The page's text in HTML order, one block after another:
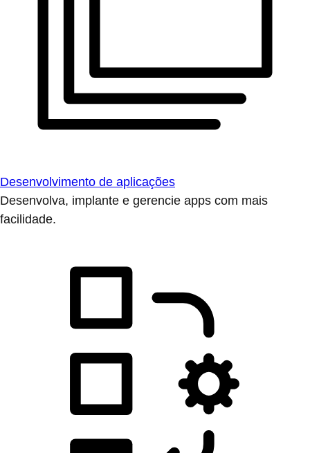
Desenvolvimento de aplicações
Desenvolva, implante e gerencie apps com mais
facilidade.